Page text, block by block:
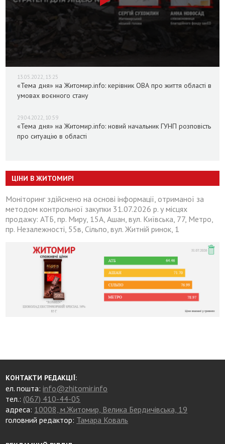
13.05.2022, 13:25
«Тема дня» на Житомир.info: керівник ОВА про життя області в
умовах воєнного стану
29.04.2022, 10:59
«Тема дня» на Житомир.info: новий начальник ГУНП розповість
про ситуацію в області
ЦІНИ В ЖИТОМИРІ
Моніторинг здійснено на основі інформації, отриманої за
методом контрольної закупки 31.07.2026 р. у місцях
продажу: АТБ, пр. Миру, 15А, Ашан, вул. Київська, 77, Метро,
пр. Незалежності, 55в, Сільпо, вул. Житній ринок, 1
КОНТАКТИ РЕДАКЦІЇ:
ел. пошта:info@zhitomir.info
тел.: (067) 410-44-05
адреса: 10008, м.Житомир, Велика Бердичівська, 19
головний редактор: Тамара Коваль